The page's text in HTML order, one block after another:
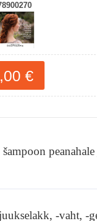
€
-vaht, -